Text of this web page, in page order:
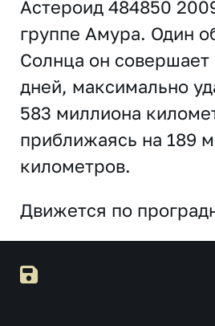
Астероид 484850
группе Амура. Один
Солнца он совершает
дней, максимально
583 миллиона
приближаясь на 189
километров.
Движется по